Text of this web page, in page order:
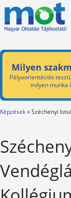
Milyen
Pályaorientációs
milyen munka
Képzések»Széchenyi